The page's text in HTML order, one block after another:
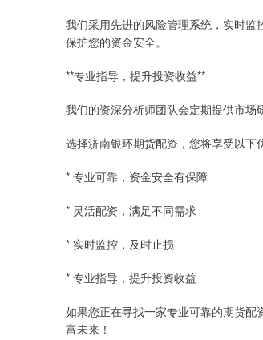
我们采用先进的风险管理系统，实时
保护您的资金安全。
**专业指导，提升投资收益**
我们的资深分析师团队会定期提供市场
选择济南银环期货配资，您将享受以下
* 专业可靠，资金安全有保障
* 灵活配资，满足不同需求
* 实时监控，及时止损
* 专业指导，提升投资收益
如果您正在寻找一家专业可靠的期货
富未来！